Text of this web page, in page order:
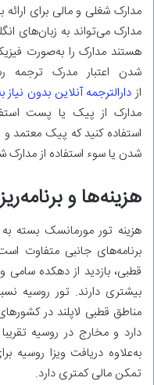
مدارک شغلی و مالی برای
مدارک می‌تواند به زبان‌های
هستند مدارک را به‌صورت
شدن اعتبار مدرک ترجمه
از دارالترجمه آنلاین بدون
مدارک از پیک‌ یا پست
استفاده کنید که پیک معتمد
شدن یا سوء استفاده از
هزینه‌ها و
هزینه تور مورمانسک بسته
برنامه‌های جانبی متفاوت
قطبی، بازدید از دهکده
بیشتری دارند. تور روسیه
مناطق قطبی لاپلند در
دارد و مخارج در روسیه
به‌علاوه دریافت ویزا روسیه
تمکن مالی کمتری دارد.